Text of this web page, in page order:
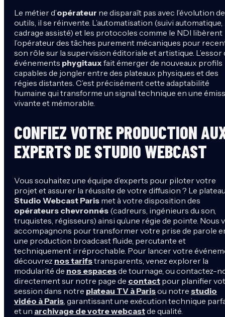
Le métier d’opérateur ne disparaît pas avec l’évolution
outils, il se réinvente. L’automatisation (suivi automatique,
cadrage assisté) et les protocoles comme le NDI libèrent
l’opérateur des tâches purement mécaniques pour
son rôle sur la supervision éditoriale et artistique. L’essor
événements phygitaux fait émerger de nouveaux profils
capables de jongler entre des plateaux physiques et des
régies distantes. C’est précisément cette adaptabilité
humaine qui transforme un signal technique en une
vivante et mémorable.
CONFIEZ VOTRE PRODUCTION
EXPERTS DE STUDIO WEBCAST
Vous souhaitez une équipe d’experts pour piloter votre
projet et assurer la réussite de votre diffusion ? Le
Studio Webcast Paris met à votre disposition des
opérateurs chevronnés (cadreurs, ingénieurs du son,
truquistes, régisseurs) ainsi qu’une régie de pointe. Nous
accompagnons pour transformer votre prise de parole
une production broadcast fluide, percutante et
techniquement irréprochable. Pour lancer votre
découvrez nos tarifstransparents, venez explorer la
modularité de nos espacesde tournage, ou contactez-
directement sur notre page de contact pour planifier
session dans notre plateau TV à Parisou notre studio
vidéo à Paris, garantissant une exécution technique
et un archivage de votre webcastde qualité.